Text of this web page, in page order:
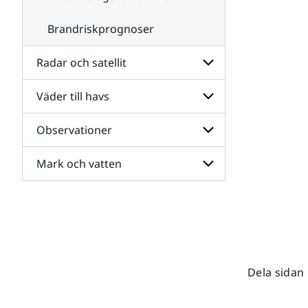
Brandriskprognoser
Radar och satellit
Undersidor
för
Radar
och
satellit
Väder till havs
Undersidor
för
Väder
till
havs
Observationer
Undersidor
för
Mark och vatten
Dela sidan